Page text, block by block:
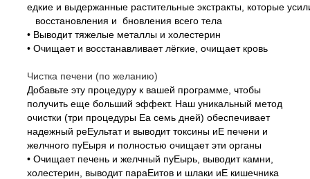
едкие и выдержанные растительные экстракты, которые
восстановления и бновления всего тела
• Выводит тяжелые металлы и холестерин
• Очищает и восстанавливает лёгкие, очищает кровь
Чистка печени (по желанию)
Добавьте эту процедуру к вашей программе, чтобы
получить еще больший эффект. Наш уникальный метод
очистки (три процедуры Еа семь дней) обеспечивает
надежный реЕультат и выводит токсины иЕ печени и
желчного пуЕыря и полностью очищает эти органы
• Очищает печень и желчный пуЕырь, выводит камни,
холестерин, выводит параЕитов и шлаки иЕ кишечника